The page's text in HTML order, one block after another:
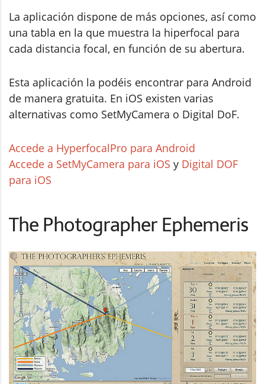
La aplicación dispone de más opciones, así como
una tabla en la que muestra la hiperfocal para
cada distancia focal, en función de su abertura.
Esta aplicación la podéis encontrar para Android
de manera gratuita. En iOS existen varias
alternativas como SetMyCamera o Digital DoF.
Accede a HyperfocalPro para Android
Accede a SetMyCamera para iOS y Digital DOF
para iOS
The Photographer Ephemeris